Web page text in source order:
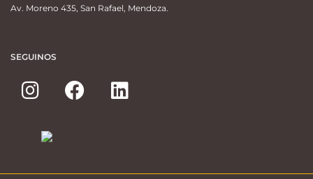
Av. Moreno 435, San Rafael, Mendoza.
SEGUINOS